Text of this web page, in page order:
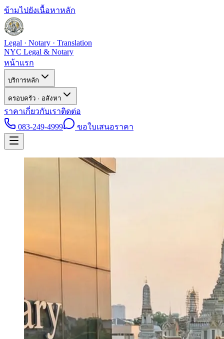
ข้ามไปยังเนื้อหาหลัก
Legal · Notary · Translation
NYC Legal & Notary
หน้าแรก
บริการหลัก
ครอบครัว · อสังหา
ราคาเกี่ยวกับเราติดต่อ
083-249-4999
ขอใบเสนอราคา